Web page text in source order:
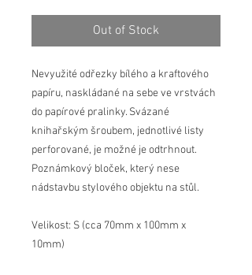
Out of Stock
Nevyužité odřezky bílého a kraftového
papíru, naskládané na sebe ve vrstvách
do papírové pralinky. Svázané
knihařským šroubem, jednotlivé listy
perforované, je možné je odtrhnout.
Poznámkový bloček, který nese
nádstavbu stylového objektu na stůl.
Velikost: S (cca 70mm x 100mm x
10mm)